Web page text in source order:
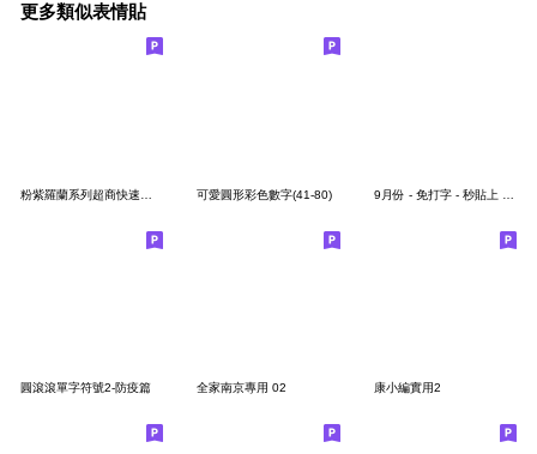
更多類似表情貼
可愛圓形彩色數字(41-80)
圓滾滾單字符號2-防疫篇 全家南京專用 02 康小編實用2